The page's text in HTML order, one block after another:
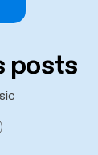
posts